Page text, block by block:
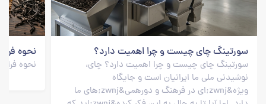
سورتینگ چای چیست و چرا اهمیت دارد؟
سورتینگ چای چیست و چرا اهمیت دارد؟ چای،
نوشیدنی ملی ما ایرانیان است و جایگاه
ویژه&zwnj;ای در فرهنگ و دورهمی&zwnj;های ما
نحوه
نحوه